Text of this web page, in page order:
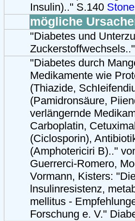
Insulin).." S.140 Stone
mögliche
"Diabetes und
"Diabetes durch
Medikamente wie
(Thiazide,
(Pamidronsäure,
verlängernde
Carboplatin,
(Ciclosporin),
(Amphotericiri B).."
Guerrerci-Romero,
Vormann, Kisters:
lnsulinresistenz,
mellitus -
Forschung e. V."